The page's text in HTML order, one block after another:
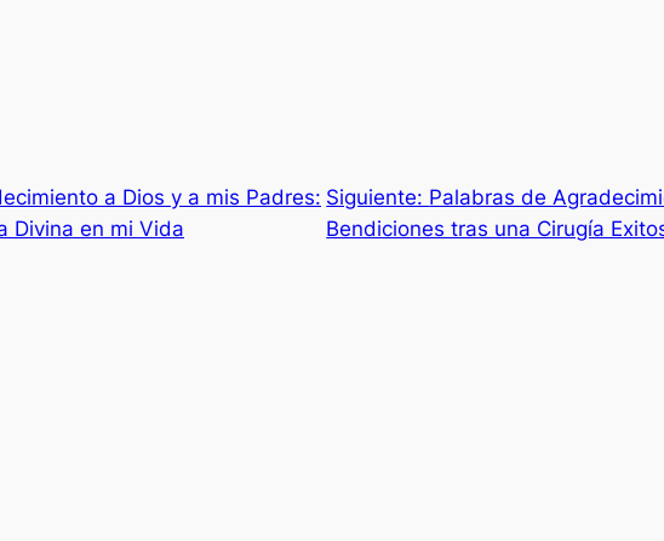
a Dios y a mis Padres:
Divina en mi Vida
Siguiente: Palabras de
Bendiciones tras una Cirugía